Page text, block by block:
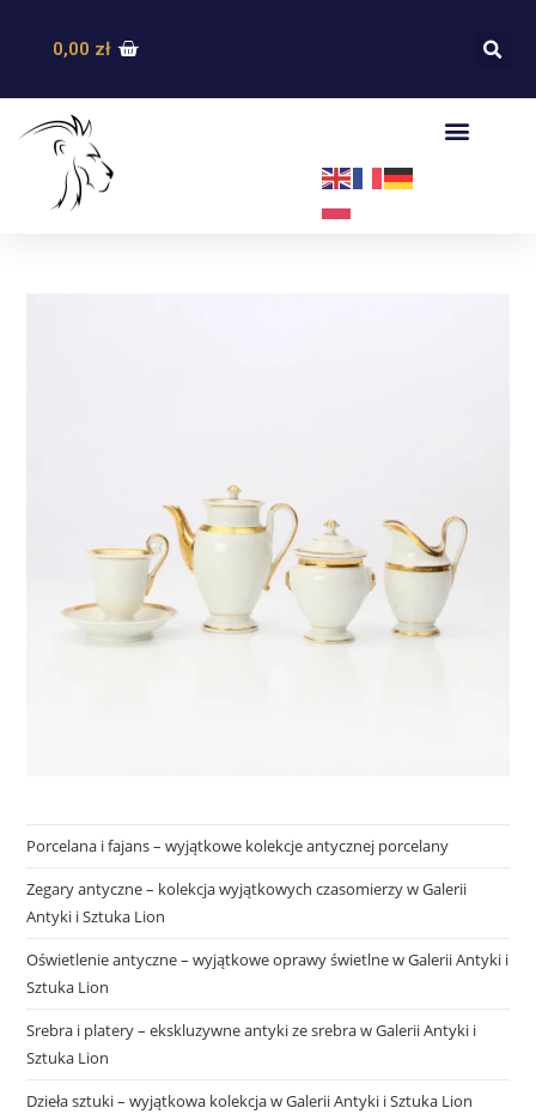
0,00 zł
Porcelana i fajans – wyjątkowe kolekcje antycznej porcelany
Zegary antyczne – kolekcja wyjątkowych czasomierzy w Galerii
Antyki i Sztuka Lion
Oświetlenie antyczne – wyjątkowe oprawy świetlne w Galerii Antyki i
Sztuka Lion
Srebra i platery – ekskluzywne antyki ze srebra w Galerii Antyki i
Sztuka Lion
Dzieła sztuki – wyjątkowa kolekcja w Galerii Antyki i Sztuka Lion